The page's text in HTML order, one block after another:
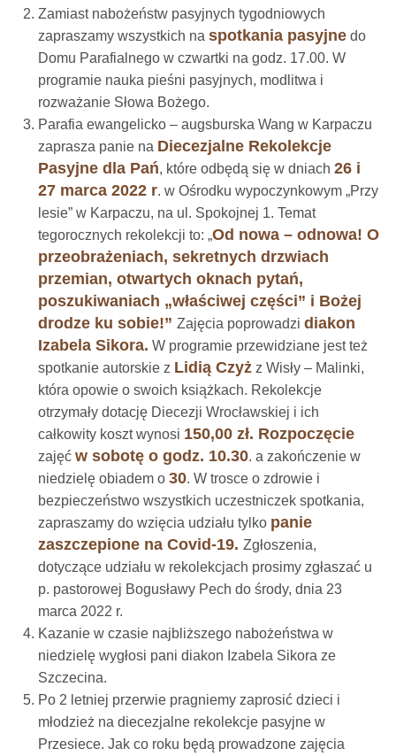
Zamiast nabożeństw pasyjnych tygodniowych
zapraszamy wszystkich na spotkania pasyjnedo
Domu Parafialnego w czwartki na godz. 17.00. W
programie nauka pieśni pasyjnych, modlitwa i
rozważanie Słowa Bożego.
Parafia ewangelicko – augsburska Wang w Karpaczu
zaprasza panie na Diecezjalne Rekolekcje
Pasyjne dla Pań, które odbędą się w dniach 26 i
27 marca 2022 r. w Ośrodku wypoczynkowym „Przy
lesie” w Karpaczu, na ul. Spokojnej 1. Temat
tegorocznych rekolekcji to: „Od nowa – odnowa! O
przeobrażeniach, sekretnych drzwiach
przemian, otwartych oknach pytań,
poszukiwaniach „właściwej części” i Bożej
drodze ku sobie!” Zajęcia poprowadzi diakon
Izabela Sikora. W programie przewidziane jest też
spotkanie autorskie z Lidią Czyżz Wisły – Malinki,
która opowie o swoich książkach. Rekolekcje
otrzymały dotację Diecezji Wrocławskiej i ich
całkowity koszt wynosi 150,00 zł. Rozpoczęcie
zajęć w sobotę o godz. 10.30. a zakończenie w
niedzielę obiadem o 30. W trosce o zdrowie i
bezpieczeństwo wszystkich uczestniczek spotkania,
zapraszamy do wzięcia udziału tylko panie
zaszczepione na Covid-19. Zgłoszenia,
dotyczące udziału w rekolekcjach prosimy zgłaszać u
p. pastorowej Bogusławy Pech do środy, dnia 23
marca 2022 r.
Kazanie w czasie najbliższego nabożeństwa w
niedzielę wygłosi pani diakon Izabela Sikora ze
Szczecina.
Po 2 letniej przerwie pragniemy zaprosić dzieci i
młodzież na diecezjalne rekolekcje pasyjne w
Przesiece. Jak co roku będą prowadzone zajęcia